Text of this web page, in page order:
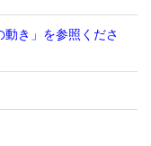
き」を参照くださ